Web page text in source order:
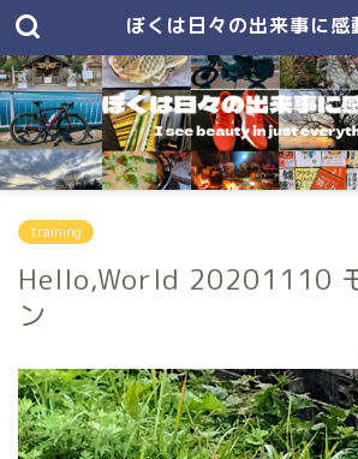
ぼくは日々の出来事に感
training
Hello,World 20201110
ン